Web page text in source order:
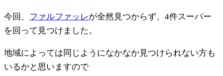
今回、 ファルファッレが全然見つからず、4件スーパー
を回って見つけました。
地域によっては同じようになかなか見つけられない方も
いるかと思いますので